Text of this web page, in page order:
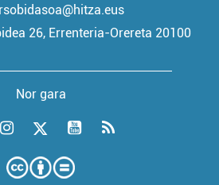
26, Errenteria-Orereta 20100
Nor gara